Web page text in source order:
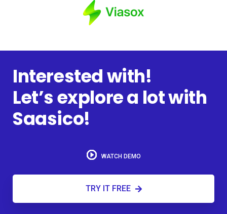
Interested with!
Let’s explore a lot with
Saasico!
WATCH DEMO
TRY IT FREE